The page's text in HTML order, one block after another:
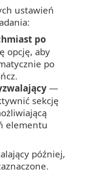
ustawień
po
opcję, aby
po
—
sekcję
elementu
później,